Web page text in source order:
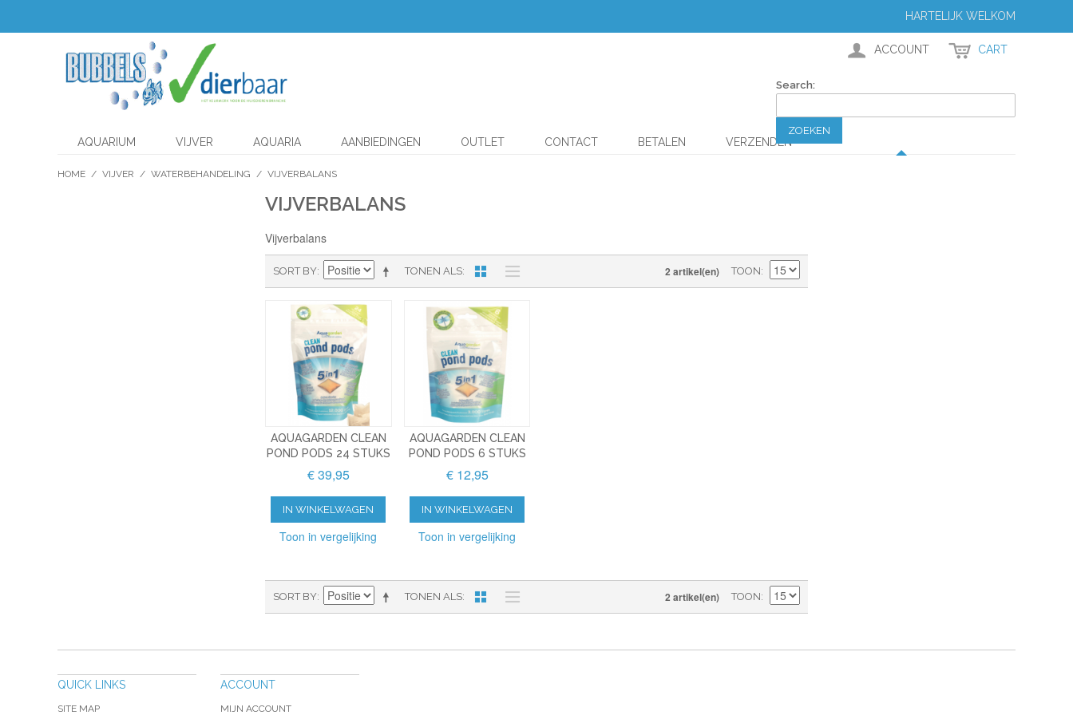
HARTELIJK WELKOM
ACCOUNT CART
AQUARIUM VIJVER AQUARIA AANBIEDINGEN OUTLET CONTACT BETALEN VERZENDEN
Search:
ZOEKEN
HOME / VIJVER / WATERBEHANDELING / VIJVERBALANS
VIJVERBALANS
Vijverbalans
TONEN ALS
SORT BY 2 artikel(en) TOON
AQUAGARDEN CLEAN
POND PODS 24 STUKS
€ 39,95
IN WINKELWAGEN
Toon in vergelijking
AQUAGARDEN CLEAN
POND PODS 6 STUKS
€ 12,95
IN WINKELWAGEN
Toon in vergelijking
TONEN ALS
SORT BY 2 artikel(en) TOON
QUICK LINKS
SITE MAP
ACCOUNT
MIJN ACCOUNT